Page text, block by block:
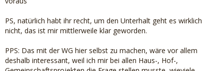
PS, natürlich habt ihr recht, um den Unterhalt geht es wirklich
nicht, das ist mir mittlerweile klar geworden.
PPS: Das mit der WG hier selbst zu machen, wäre vor allem
deshalb interessant, weil ich mir bei allen Haus-, Hof-,